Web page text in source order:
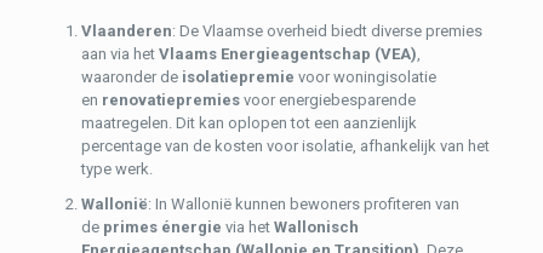
Vlaanderen: De Vlaamse overheid biedt diverse premies
aan via het Vlaams Energieagentschap (VEA)
waaronder de isolatiepremie voor woningisolatie
en renovatiepremiesvoor energiebesparende
maatregelen. Dit kan oplopen tot een aanzienlijk
percentage van de kosten voor isolatie, afhankelijk van het
type werk.
Wallonië: In Wallonië kunnen bewoners profiteren van
de primes énergie via het Wallonisch